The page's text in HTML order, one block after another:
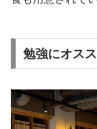
勉強にオス